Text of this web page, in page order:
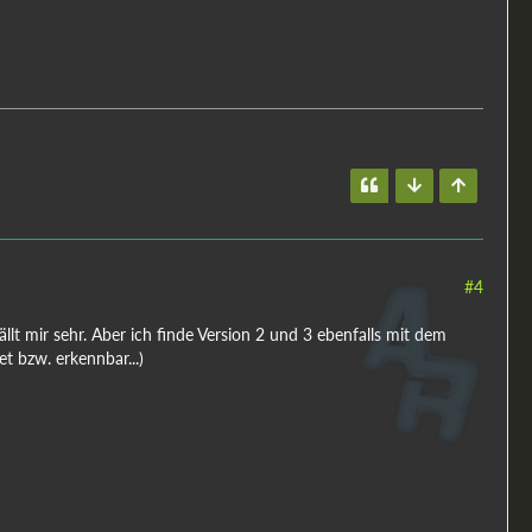
#4
mir sehr. Aber ich finde Version 2 und 3 ebenfalls mit dem
bzw. erkennbar...)